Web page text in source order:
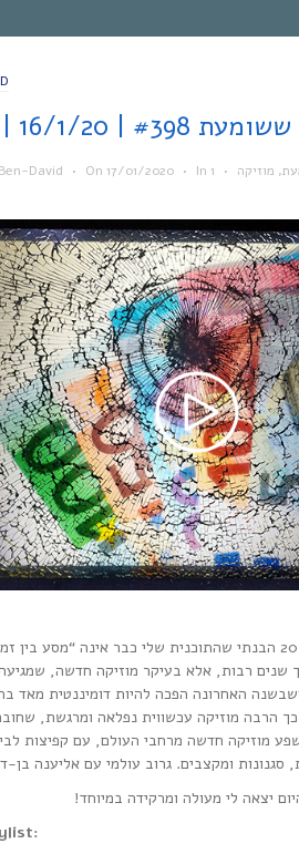
#398 | 16/1/20 | 2020
David • On 17/01/2020 • In , מוזיקה •
נראה לי שרק בדצמבר 2019 הבנתי שהתוכנית שלי כבר אינה “מסע בין
שנים רבות, אלא בעיקר מוזיקה חדשה,
האחרונה הפכה להיות דומיננטית מאד
הרבה מוזיקה עכשווית נפלאה ומרגשת,
מוזיקה חדשה מרחבי העולם, עם קפיצות
סגנונות ומקצבים. גרוב עולמי עם אליענה בן-
יצאה לי מעולה ומרקידה במיוחד!